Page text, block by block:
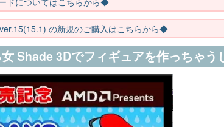
の新規のご購入はこちらから◆
Shade 3Dでフィギュアを作っちゃう